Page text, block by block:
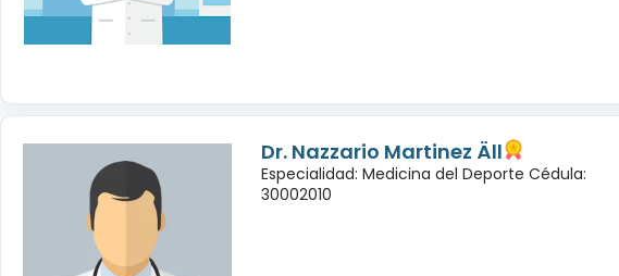
Dr. Nazzario Martinez Äll
Especialidad: Medicina del Deporte Cédula:
30002010